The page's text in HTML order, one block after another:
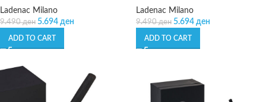
Ladenac Milano
9.490ден 5.694 ден
ADD TO CART
Ladenac Milano
9.490ден 5.694 ден
ADD TO CART